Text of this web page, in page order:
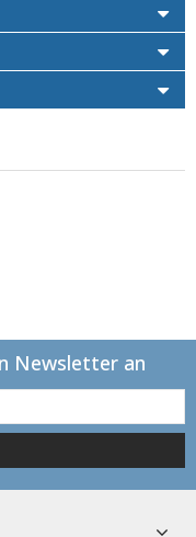
Newsletter an